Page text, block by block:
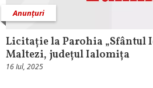
Anunțuri
Licitație la Parohia „Sfântul
Maltezi, județul Ialomița
16 Iul, 2025